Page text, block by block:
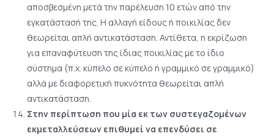
αποσβεσμένη μετά την παρέλευση 10 ετών από την
εγκατάστασή της. Η αλλαγή είδους ή ποικιλίας δεν
θεωρείται απλή αντικατάσταση. Αντίθετα, η εκρίζωση
για επαναφύτευση της ίδιας ποικιλίας με το ίδιο
σύστημα (π.χ. κύπελο σε κύπελο ή γραμμικό σε γραμμικό)
αλλά με διαφορετική πυκνότητα θεωρείται απλή
αντικατάσταση.
Στην περίπτωση που μία εκ των συστεγαζομένων
εκμεταλλεύσεων επιθυμεί να επενδύσει σε